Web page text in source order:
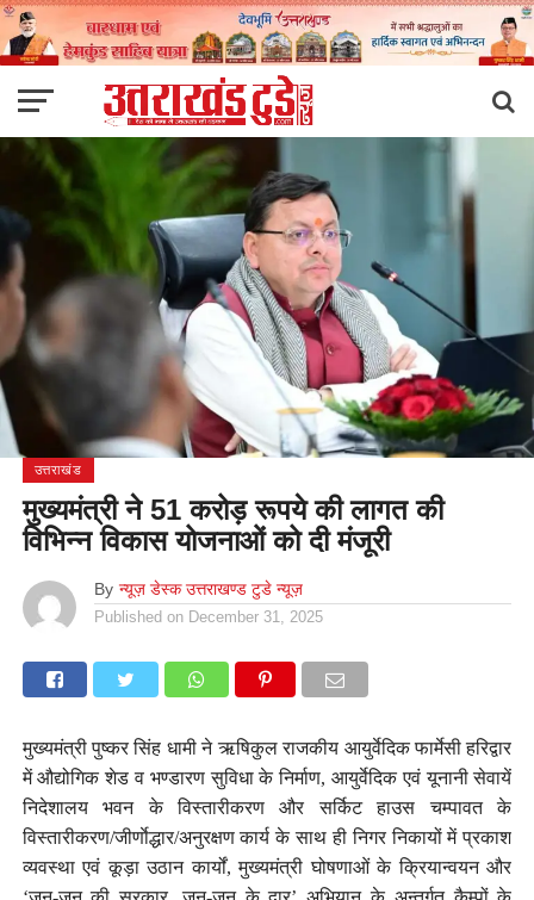
उत्तराखंड
मुख्यमंत्री ने 51 करोड़ रूपये की लागत की
विभिन्न विकास योजनाओं को दी मंजूरी
By न्यूज़ डेस्क उत्तराखण्ड टुडे न्यूज़
Published on December 31, 2025
मुख्यमंत्री पुष्कर सिंह धामी ने ऋषिकुल राजकीय आयुर्वेदिक फार्मेसी हरिद्वार
में औद्योगिक शेड व भण्डारण सुविधा के निर्माण, आयुर्वेदिक एवं यूनानी सेवायें
निदेशालय भवन के विस्तारीकरण और सर्किट हाउस चम्पावत के
विस्तारीकरण/जीर्णाेद्धार/अनुरक्षण कार्य के साथ ही निगर निकायों में प्रकाश
व्यवस्था एवं कूड़ा उठान कार्यों, मुख्यमंत्री घोषणाओं के क्रियान्वयन और